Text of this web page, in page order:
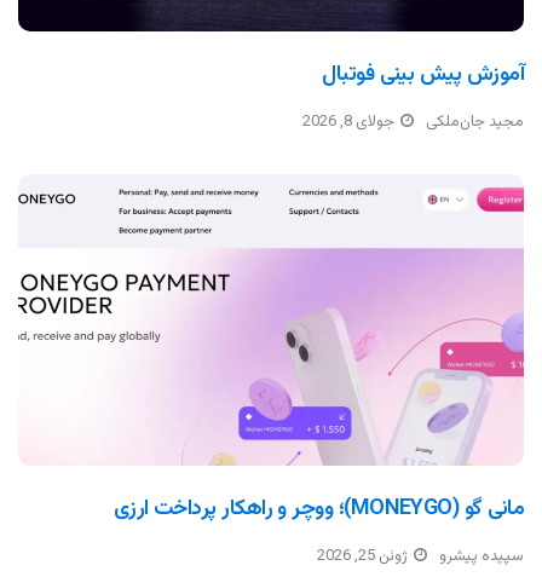
آموزش پیش بینی فوتبال
مجید جان‌ملکی جولای 8, 2026
مانی گو (MONEYGO)؛ ووچر و راهکار پرداخت ارزی
سپیده پیشرو ژوئن 25, 2026